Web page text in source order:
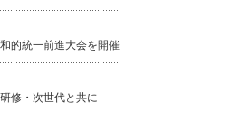
的統一前進大会を開催
修・次世代と共に